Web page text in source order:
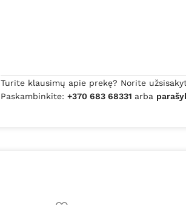
Turite klausimų apie prekę? Norite
Paskambinkite:+370 683 68331 arba